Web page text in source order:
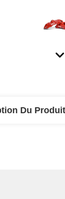
Du Produit